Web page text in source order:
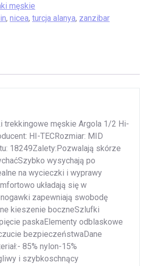
męskie
, nicea, turcja alanya, zanzibar
trekkingowe męskie Argola 1/2 Hi-
HI-TECRozmiar: MID
18249Zalety:Pozwalają skórze
wysychają po
na wycieczki i wyprawy
układają się w
zapewniają swobodę
kieszenie boczneSzlufki
paskaElementy odblaskowe
bezpieczeństwaDane
85% nylon-15%
i szybkoschnący